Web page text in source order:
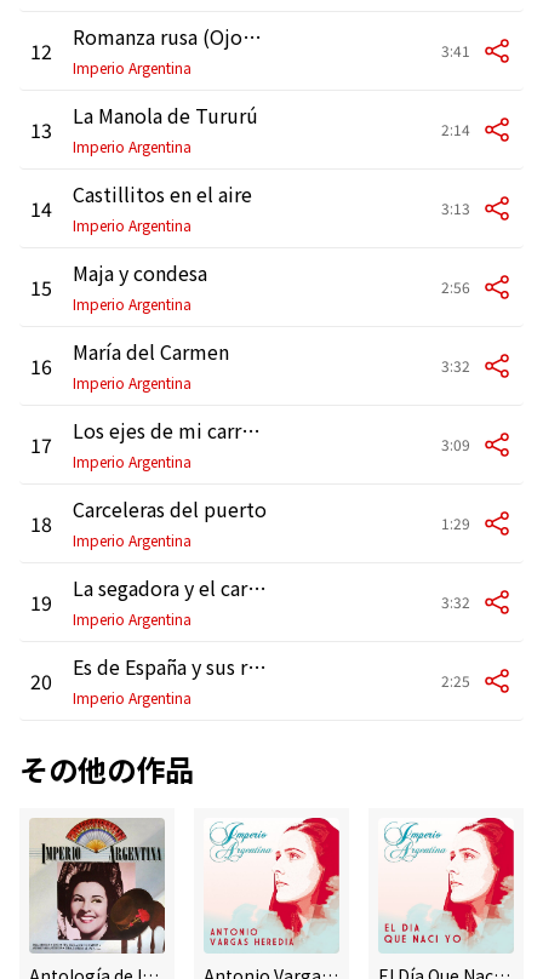
12 Romanza rusa (Ojos negros)
Imperio Argentina
3:41
13 La Manola de Tururú
Imperio Argentina
2:14
14 Castillitos en el aire
Imperio Argentina
3:13
15 Maja y condesa
Imperio Argentina
2:56
16 María del Carmen
Imperio Argentina
3:32
17 Los ejes de mi carreta
Imperio Argentina
3:09
18 Carceleras del puerto
Imperio Argentina
1:29
19 La segadora y el carretero
Imperio Argentina
3:32
20 Es de España y sus regiones
Imperio Argentina
2:25
その他の作品